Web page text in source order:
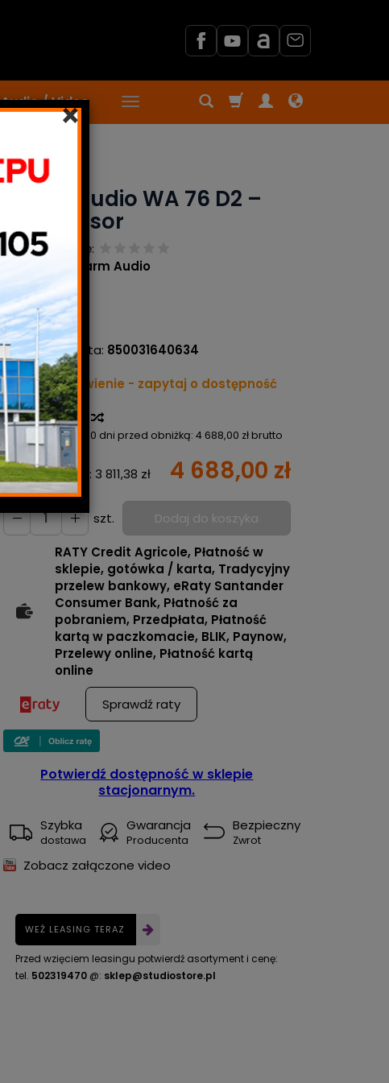
×
Audio / Video
Warm Audio WA 76 D2 –
Kompresor
Dodaj recenzję:
Warm Audio
Kod producenta: 850031640634
Dostępność:
Na zamówienie - zapytaj o dostępność
Historia ceny
Najniższa cena 30 dni przed obniżką: 4 688,00 zł brutto
Cena netto: 3 811,38 zł 4 688,00 zł
szt.
Dodaj do koszyka
RATY Credit Agricole, Płatność w
sklepie, gotówka / karta, Tradycyjny
przelew bankowy, eRaty Santander
Consumer Bank, Płatność za
pobraniem, Przedpłata, Płatność
kartą w paczkomacie, BLIK, Paynow,
Przelewy online, Płatność kartą
online
Sprawdź raty
Potwierdź dostępność w sklepie
stacjonarnym.
Szybka
dostawa
Gwarancja
Producenta
Bezpieczny
Zwrot
Zobacz załączone video
WEŹ LEASING TERAZ
Przed wzięciem leasingu potwierdź asortyment i cenę:
tel. 502319470 @: sklep@studiostore.pl